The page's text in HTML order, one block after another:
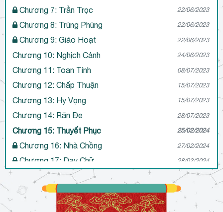
Chương 7: Trằn Trọc 22/06/2023
Chương 8: Trùng Phùng 22/06/2023
Chương 9: Giảo Hoạt 22/06/2023
Chương 10: Nghịch Cảnh 24/06/2023
Chương 11: Toan Tính 08/07/2023
Chương 12: Chấp Thuận 15/07/2023
Chương 13: Hy Vọng 15/07/2023
Chương 14: Răn Đe 28/07/2023
Chương 15: Thuyết Phục 25/02/2024
Chương 16: Nhà Chồng 27/02/2024
Chương 17: Dạy Chữ 28/02/2024
Chương 18: Khám Xét 01/03/2024
Chương 19: Vu Oan 02/03/2024
Chương 20: Tự Do 02/03/2024